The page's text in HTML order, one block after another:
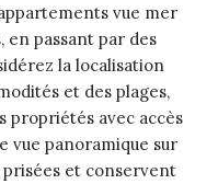
vue mer
en passant par des
la localisation
et des plages,
propriétés avec accès
vue panoramique sur
et conservent